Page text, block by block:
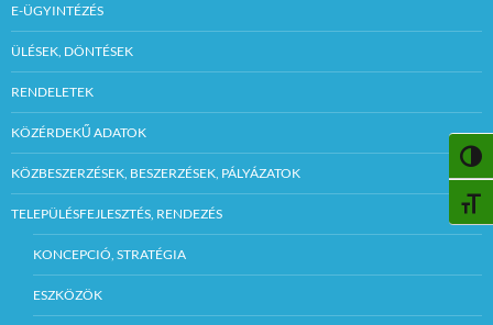
E-ÜGYINTÉZÉS
ÜLÉSEK, DÖNTÉSEK
RENDELETEK
KÖZÉRDEKŰ ADATOK
KÖZBESZERZÉSEK, BESZERZÉSEK, PÁLYÁZATOK
TELEPÜLÉSFEJLESZTÉS, RENDEZÉS
KONCEPCIÓ, STRATÉGIA
ESZKÖZÖK